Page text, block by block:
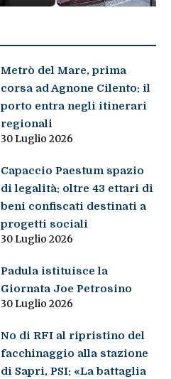
Metrò del Mare, prima
corsa ad Agnone Cilento: il
porto entra negli itinerari
regionali
30 Luglio 2026
Capaccio Paestum spazio
di legalità: oltre 43 ettari di
beni confiscati destinati a
progetti sociali
30 Luglio 2026
Padula istituisce la
Giornata Joe Petrosino
30 Luglio 2026
No di RFI al ripristino del
facchinaggio alla stazione
di Sapri, PSI: «La battaglia